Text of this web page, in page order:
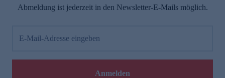
Abmeldung ist jederzeit in den Newsletter-E-Mails möglich.
E-Mail-Adresse eingeben
Anmelden